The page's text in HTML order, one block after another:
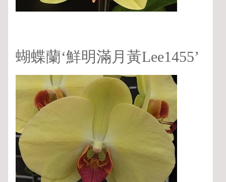
蝴蝶蘭‘鮮明滿月黃Lee1455’